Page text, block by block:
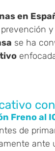
en
se ha
Freno al
de
ante